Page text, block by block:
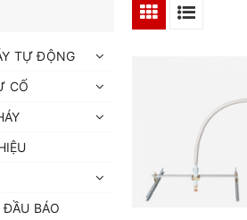
TỰ ĐỘNG
CỐ
BÁO